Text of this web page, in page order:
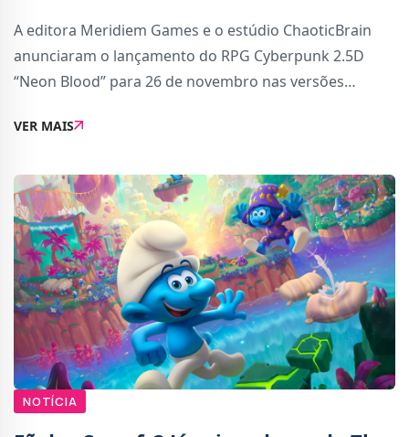
A editora Meridiem Games e o estúdio ChaoticBrain
anunciaram o lançamento do RPG Cyberpunk 2.5D
“Neon Blood” para 26 de novembro nas versões
Nintendo Switch e PC (via Steam).Em Neon Blood, i
VER MAIS
NOTÍCIA